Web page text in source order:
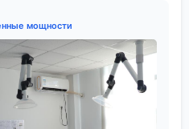
мощности